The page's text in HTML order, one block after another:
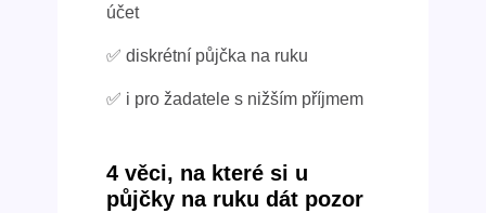
účet
✅ diskrétní půjčka na ruku
✅ i pro žadatele s nižším příjmem
4 věci, na které si u
půjčky na ruku dát pozor